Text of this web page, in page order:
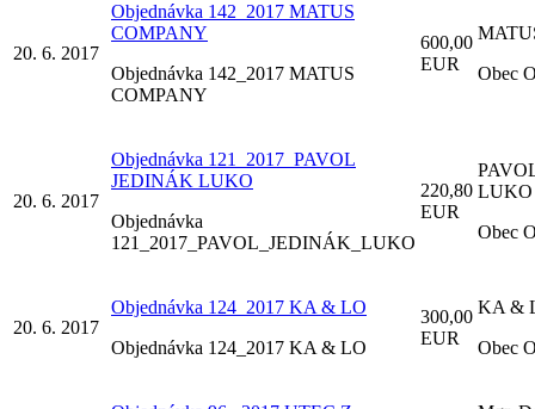
20. 6. 2017
Objednávka 142_2017 MATUS
COMPANY
Objednávka 142_2017 MATUS
COMPANY
600,00
EUR
Obec
20. 6. 2017
Objednávka 121_2017_PAVOL
JEDINÁK LUKO
Objednávka
121_2017_PAVOL_JEDINÁK_LUKO
220,80
EUR
LUKO
Obec
20. 6. 2017
Objednávka 124_2017 KA & LO
Objednávka 124_2017 KA & LO
300,00
EUR
KA &
Obec